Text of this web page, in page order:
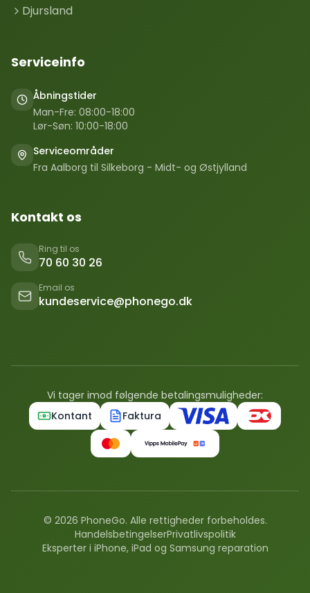
Djursland
Serviceinfo
Åbningstider
Man-Fre: 08:00-18:00
Lør-Søn: 10:00-18:00
Serviceområder
Fra Aalborg til Silkeborg - Midt- og Østjylland
Kontakt os
Ring til os
70 60 30 26
Email os
kundeservice@phonego.dk
Vi tager imod følgende betalingsmuligheder:
Kontant
Faktura
© 2026 PhoneGo. Alle rettigheder forbeholdes.
HandelsbetingelserPrivatlivspolitik
Eksperter i iPhone, iPad og Samsung reparation